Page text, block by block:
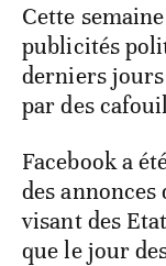
Cette
publicités
derniers jours
par des
Facebook a
des annonces
visant des
que le jour